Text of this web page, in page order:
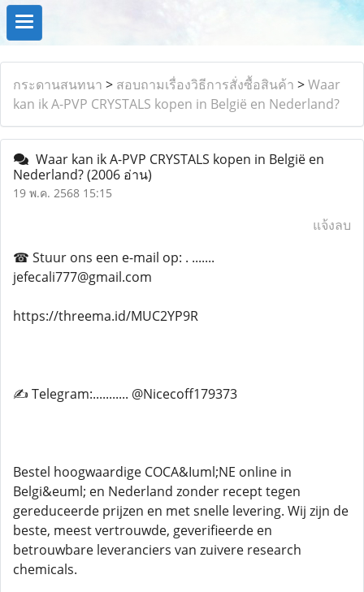
กระดานสนทนา > สอบถามเรื่องวิธีการสั่งซื้อสินค้า >Waar
kan ik A-PVP CRYSTALS kopen in België en Nederland?
Waar kan ik A-PVP CRYSTALS kopen in België en
Nederland?(2006 อ่าน)
19 พ.ค. 2568 15:15
แจ้งลบ
☎ Stuur ons een e-mail op: . .......
jefecali777@gmail.com
https://threema.id/MUC2YP9R
✍ Telegram:........... @Nicecoff179373
Bestel hoogwaardige COCA&Iuml;NE online in
Belgi&euml; en Nederland zonder recept tegen
gereduceerde prijzen en met snelle levering. Wij zijn de
beste, meest vertrouwde, geverifieerde en
betrouwbare leveranciers van zuivere research
chemicals.